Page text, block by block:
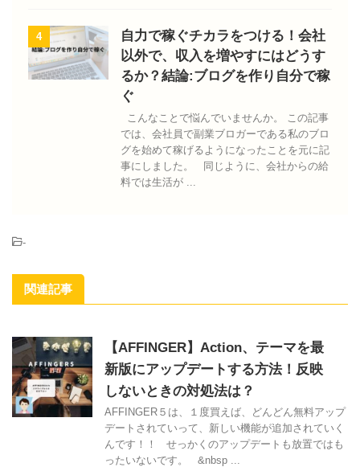
4
自力で稼ぐチカラをつける！会社
以外で、収入を増やすにはどうす
るか？結論:ブログを作り自分で稼
ぐ
こんなことで悩んでいませんか。 この記事
では、会社員で副業ブロガーである私のブロ
グを始めて稼げるようになったことを元に記
事にしました。 同じように、会社からの給
料では生活が ...
-
関連記事
【AFFINGER】Action、テーマを最
新版にアップデートする方法！反映
しないときの対処法は？
AFFINGER５は、１度買えば、どんどん無料アップ
デートされていって、新しい機能が追加されていく
んです！！ せっかくのアップデートも放置ではも
ったいないです。 &nbsp ...